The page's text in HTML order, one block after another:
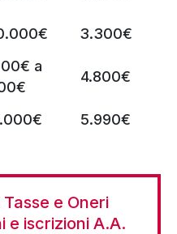
3.300€
a
4.800€
5.990€
e Oneri
e iscrizioni A.A.